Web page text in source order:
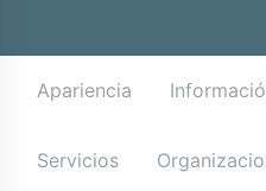
Apariencia
Servicios